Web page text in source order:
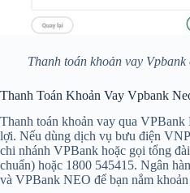
Thanh toán khoản vay
Thanh Toán Khoản Vay Vpbank
Thanh toán khoản vay qua
lợi. Nếu dùng dịch vụ bưu điện
chi nhánh VPBank hoặc gọi tổng
chuẩn) hoặc 1800 545415. Ngân
và VPBank NEO để bạn nắm